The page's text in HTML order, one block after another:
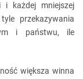
mniejszej
przekazywania
i państwu, ile
większa winna